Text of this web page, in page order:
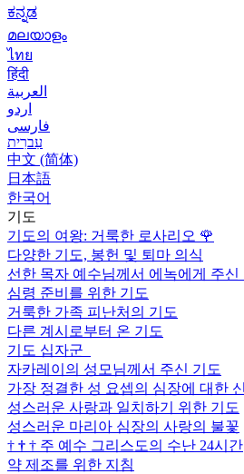
ಕನ್ನಡ
മലയാളം
ไทย
हिंदी
العربية
اردو
فارسی
עִברִית
中文 (简体)
日本語
한국어
기도
기도의 여왕: 거룩한 로사리오 🌹
다양한 기도, 봉헌 및 퇴마 의식
선한 목자 예수님께서 에녹에게 주신
심령 준비를 위한 기도
거룩한 가족 피난처의 기도
다른 계시로부터 온 기도
기도 십자군
자카레이의 성모님께서 주신 기도
가장 정결한 성 요셉의 심장에 대한
성스러운 사랑과 일치하기 위한 기도
성스러운 마리아 심장의 사랑의 불꽃
† † † 주 예수 그리스도의 수난 24시간
약 제조를 위한 지침